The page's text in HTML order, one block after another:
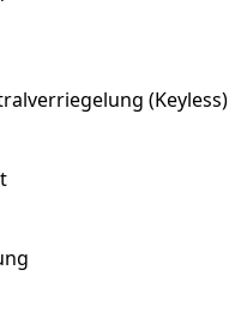
(Keyless)